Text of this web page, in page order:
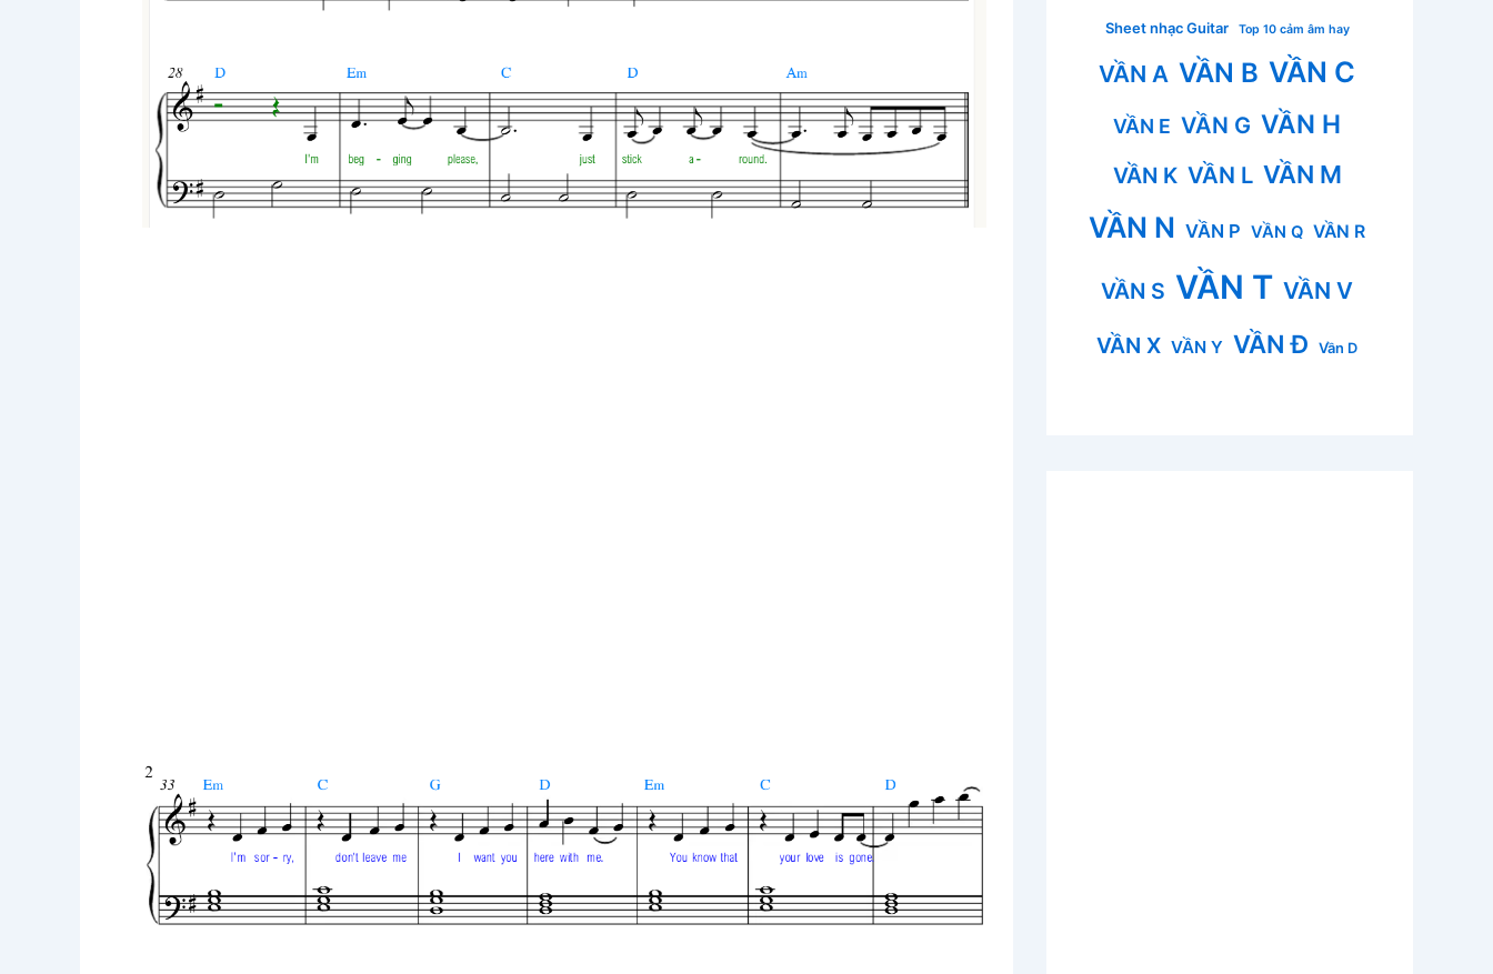
Sheet nhạc Guitar Top 10 cảm âm hay
VẦN A VẦN B VẦN C
VẦN E VẦN G VẦN H
VẦN K VẦN L VẦN M
VẦN N VẦN P VẦN Q VẦN R
VẦN S VẦN T VẦN V
VẦN X VẦN Y VẦN Đ Vần D